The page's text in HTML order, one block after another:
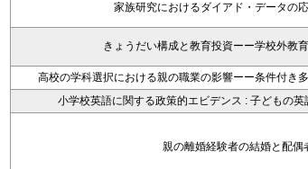
家族研究におけるダイアド・データの
きょうだい構成と教育投資ーー学校外教
高校の学科選択における親の職業の影響ーー条件付き
小学校英語に関する政策的エビデンス : 子どもの
親の離婚経験者の結婚と配偶